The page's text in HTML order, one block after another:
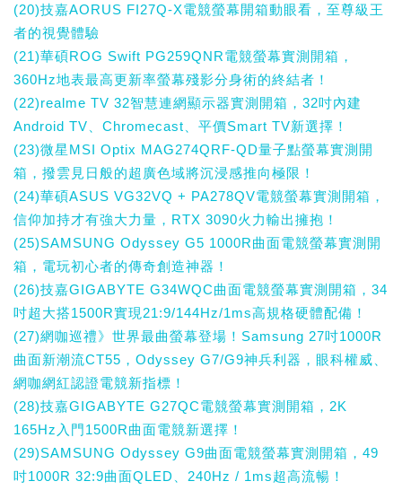
(20)技嘉AORUS FI27Q-X電競螢幕開箱動眼看，至尊級王
者的視覺體驗
(21)華碩ROG Swift PG259QNR電競螢幕實測開箱，
360Hz地表最高更新率螢幕殘影分身術的終結者！
(22)realme TV 32智慧連網顯示器實測開箱，32吋內建
Android TV、Chromecast、平價Smart TV新選擇！
(23)微星MSI Optix MAG274QRF-QD量子點螢幕實測開
箱，撥雲見日般的超廣色域將沉浸感推向極限！
(24)華碩ASUS VG32VQ + PA278QV電競螢幕實測開箱，
信仰加持才有強大力量，RTX 3090火力輸出擁抱！
(25)SAMSUNG Odyssey G5 1000R曲面電競螢幕實測開
箱，電玩初心者的傳奇創造神器！
(26)技嘉GIGABYTE G34WQC曲面電競螢幕實測開箱，34
吋超大搭1500R實現21:9/144Hz/1ms高規格硬體配備！
(27)網咖巡禮》世界最曲螢幕登場！Samsung 27吋1000R
曲面新潮流CT55，Odyssey G7/G9神兵利器，眼科權威、
網咖網紅認證電競新指標！
(28)技嘉GIGABYTE G27QC電競螢幕實測開箱，2K
165Hz入門1500R曲面電競新選擇！
(29)SAMSUNG Odyssey G9曲面電競螢幕實測開箱，49
吋1000R 32:9曲面QLED、240Hz / 1ms超高流暢！